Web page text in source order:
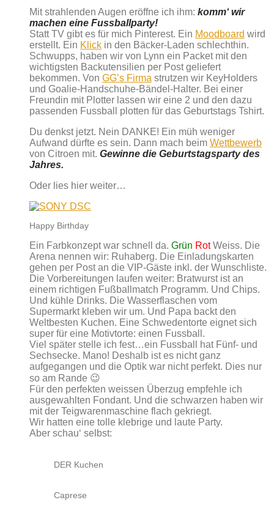
Mit strahlenden Augen eröffne ich ihm: komm‘ wir
machen eine Fussballparty!
Statt TV gibt es für mich Pinterest. Ein Moodboard wird
erstellt. Ein Klick in den Bäcker-Laden schlechthin.
Schwupps, haben wir von Lynn ein Packet mit den
wichtigsten Backutensilien per Post geliefert
bekommen. Von GG’s Firma strutzen wir KeyHolders
und Goalie-Handschuhe-Bändel-Halter. Bei einer
Freundin mit Plotter lassen wir eine 2 und den dazu
passenden Fussball plotten für das Geburtstags Tshirt.
Du denkst jetzt. Nein DANKE! Ein müh weniger
Aufwand dürfte es sein. Dann mach beim Wettbewerb
von Citroen mit. Gewinne die Geburtstagsparty des
Jahres.
Oder lies hier weiter…
Happy Birthday
Ein Farbkonzept war schnell da. Grün RotWeiss. Die
Arena nennen wir: Ruhaberg. Die Einladungskarten
gehen per Post an die VIP-Gäste inkl. der Wunschliste.
Die Vorbereitungen laufen weiter: Bratwurst ist an
einem richtigen Fußballmatch Programm. Und Chips.
Und kühle Drinks. Die Wasserflaschen vom
Supermarkt kleben wir um. Und Papa backt den
Weltbesten Kuchen. Eine Schwedentorte eignet sich
super für eine Motivtorte: einen Fussball.
Viel später stelle ich fest…ein Fussball hat Fünf- und
Sechsecke. Mano! Deshalb ist es nicht ganz
aufgegangen und die Optik war nicht perfekt. Dies nur
so am Rande 😉
Für den perfekten weissen Überzug empfehle ich
ausgewahlten Fondant. Und die schwarzen haben wir
mit der Teigwarenmaschine flach gekriegt.
Wir hatten eine tolle klebrige und laute Party.
Aber schau‘ selbst:
DER Kuchen
Caprese